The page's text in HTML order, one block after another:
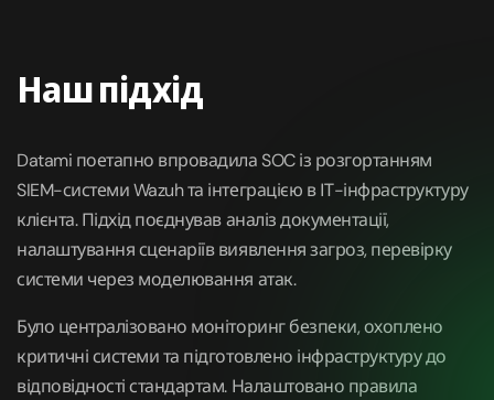
Наш підхід
Datami поетапно впровадила SOC із розгортанням
SIEM-системи Wazuh та інтеграцією в ІТ-інфраструктуру
клієнта. Підхід поєднував аналіз документації,
налаштування сценаріїв виявлення загроз, перевірку
системи через моделювання атак.
Було централізовано моніторинг безпеки, охоплено
критичні системи та підготовлено інфраструктуру до
відповідності стандартам. Налаштовано правила